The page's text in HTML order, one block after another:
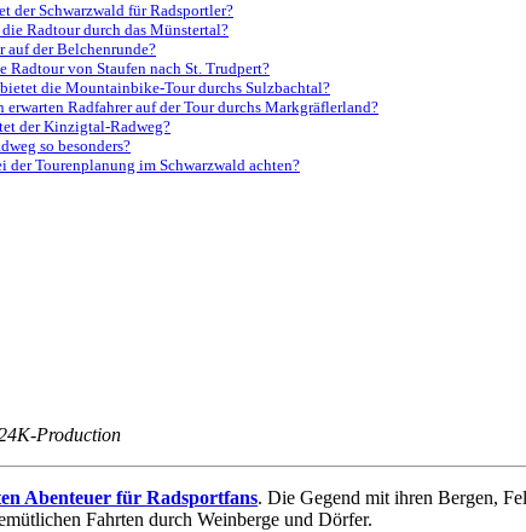
der Schwarzwald für Radsportler?
Radtour durch das Münstertal?
auf der Belchenrunde?
von Staufen nach St. Trudpert?
die Mountainbike-Tour durchs Sulzbachtal?
erwarten Radfahrer auf der Tour durchs Markgräflerland?
der Kinzigtal-Radweg?
so besonders?
der Tourenplanung im Schwarzwald achten?
Production
Abenteuer für Radsportfans. Die Gegend mit ihren Bergen,
Fahrten durch Weinberge und Dörfer.